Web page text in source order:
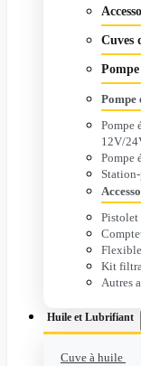
Cuves
Pompe
Pompe
12V/
Pompe
Pistolet
Kit
Autres
Huile et Lubrifiant
Cuve à huile